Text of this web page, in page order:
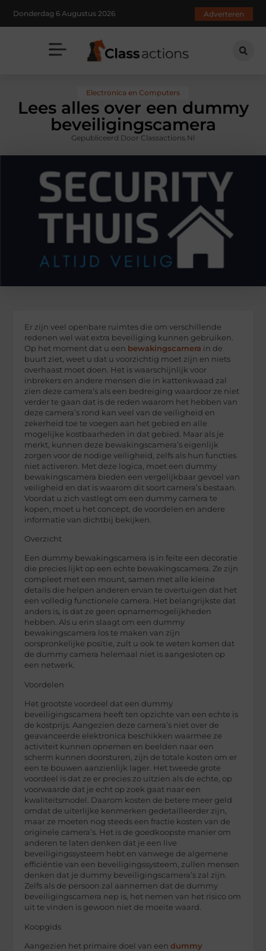
Donderdag 6 Augustus 2026 Adverteren
Electronica en Computers
Lees alles over een dummy
beveiligingscamera
Gepubliceerd Door Classactions.nl
Er zijn veel openbare ruimtes die om verschillende
redenen wel wat extra beveiliging kunnen gebruiken.
Op het moment dat u een bewakingscamera in de
buurt ziet, weet u dat u voorzichtig moet zijn en niets
overhaast moet doen. Het is waarschijnlijk voor
inbrekers en andere mensen die in kattenkwaad zal
zien deze camera’s als een bedreiging waardoor ze niet
verder te gaan dat is de reden waarom het hebben van
deze camera’s rond kan veel van de veiligheid en
zekerheid toe te voegen aan het gebied en alle
mogelijke kostbaarheden in dat gebied. Maar als je
merkt, kunnen deze bewakingscamera’s eigenlijk
zorgen voor de nodige veiligheid, zelfs als hun functies
niet activeren. Met deze logica, moet een dummy
bewakingscamera bieden een vergelijkbaar gevoel van
veiligheid en dat is waarom dit soort camera’s bestaan.
Voordat u zich vastlegt om een dummy camera te
kopen, moet u het concept, de voordelen en andere
informatie van dichtbij bekijken.
Overzicht
Een dummy bewakingscamera is in feite een decoratie
die precies lijkt op een echte bewakingscamera. Ze zijn
compleet met een mount, samen met alle kleine
details die helpen anderen ervan te overtuigen dat het
een volledig functionele camera. Het belangrijkste dat
anders is, is dat ze geen opnamemogelijkheden
hebben. Als u erin slaagt om een dummy
bewakingscamera los te maken van zijn
oorspronkelijke positie, zult u ook te weten komen dat
de dummy camera helemaal niet is aangesloten op
een netwerk.
Voordelen
Het grootste voordeel dat een dummy
beveiligingscamera heeft ten opzichte van een echte is
de kostprijs. Aangezien deze camera’s niet over de
geavanceerde elektronica beschikken waarmee ze
activiteit kunnen opnemen en beelden naar een
scherm kunnen doorsturen, zijn de totale kosten om er
een te bouwen aanzienlijk lager. Het tweede grote
voordeel is dat ze er precies zo uitzien als de echte, op
voorwaarde dat je echt op zoek gaat naar een
kwaliteitsmodel. Daarom kosten de betere meer geld
omdat de uiterlijke kenmerken gedetailleerder zijn,
maar ze moeten nog steeds een fractie kosten van de
originele camera’s. Het is de goedkoopste manier om
anderen te laten denken dat je een live
beveiligingssysteem hebt en vanwege de algemene
efficiëntie van een beveiligingssysteem, zullen mensen
denken dat je dummy beveiligingscamera’s zal zijn.
Zelfs als de persoon zal aannemen dat de dummy
beveiligingscamera nep is, het nemen van het risico om
uit te vinden is gewoon niet de moeite waard.
Koopgids
Aangezien het primaire doel van eendummy